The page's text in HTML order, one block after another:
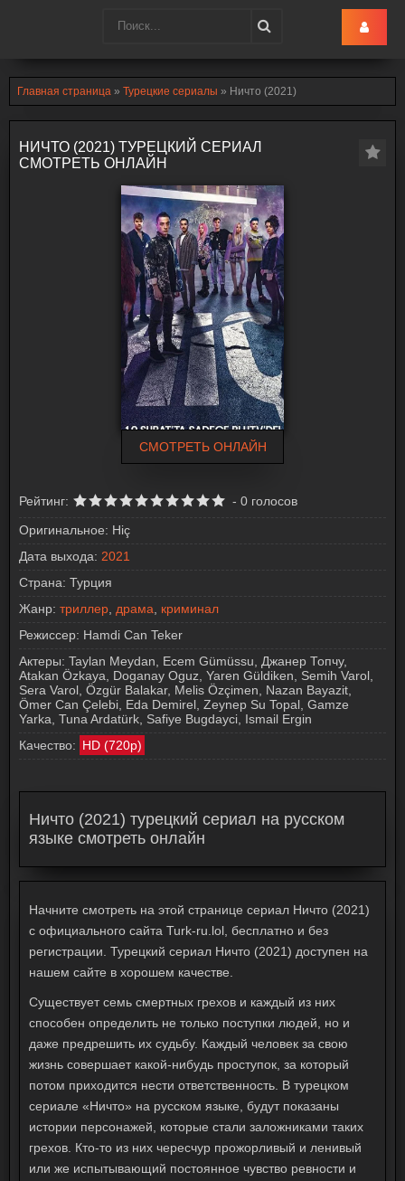
Главная страница » Турецкие сериалы » Ничто (2021)
НИЧТО (2021) ТУРЕЦКИЙ СЕРИАЛ
СМОТРЕТЬ ОНЛАЙН
СМОТРЕТЬ ОНЛАЙН
Рейтинг: - 0 голосов
Оригинальное: Hiç
Дата выхода: 2021
Страна: Турция
Жанр: триллер драма
криминал
Режиссер: Hamdi Can Teker
Актеры: Taylan Meydan, Ecem Gümüssu, Джанер Топчу,
Atakan Özkaya, Doganay Oguz, Yaren Güldiken, Semih Varol,
Sera Varol, Özgür Balakar, Melis Özçimen, Nazan Bayazit,
Ömer Can Çelebi, Eda Demirel, Zeynep Su Topal, Gamze
Yarka, Tuna Ardatürk, Safiye Bugdayci, Ismail Ergin
Качество: HD (720p)
Ничто (2021) турецкий сериал на русском
языке смотреть онлайн
Начните смотреть на этой странице сериал Ничто (2021)
с официального сайта Turk-ru.lol, бесплатно и без
регистрации. Турецкий сериал Ничто (2021) доступен на
нашем сайте в хорошем качестве.
Существует семь смертных грехов и каждый из них
способен определить не только поступки людей, но и
даже предрешить их судьбу. Каждый человек за свою
жизнь совершает какой-нибудь проступок, за который
потом приходится нести ответственность. В турецком
сериале «Ничто» на русском языке, будут показаны
истории персонажей, которые стали заложниками таких
грехов. Кто-то из них чересчур прожорливый и ленивый
или же испытывающий постоянное чувство ревности и
Turk-Ru.lol